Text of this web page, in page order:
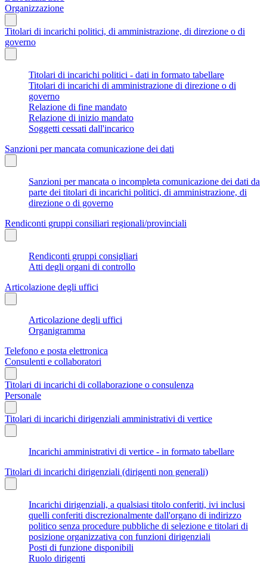
Organizzazione
Titolari di incarichi politici, di amministrazione, di direzione o di
governo
Titolari di incarichi politici - dati in formato tabellare
Titolari di incarichi di amministrazione di direzione o di
governo
Relazione di fine mandato
Relazione di inizio mandato
Soggetti cessati dall'incarico
Sanzioni per mancata comunicazione dei dati
Sanzioni per mancata o incompleta comunicazione dei dati da
parte dei titolari di incarichi politici, di amministrazione, di
direzione o di governo
Rendiconti gruppi consiliari regionali/provinciali
Rendiconti gruppi consigliari
Atti degli organi di controllo
Articolazione degli uffici
Articolazione degli uffici
Organigramma
Telefono e posta elettronica
Consulenti e collaboratori
Titolari di incarichi di collaborazione o consulenza
Personale
Titolari di incarichi dirigenziali amministrativi di vertice
Incarichi amministrativi di vertice - in formato tabellare
Titolari di incarichi dirigenziali (dirigenti non generali)
Incarichi dirigenziali, a qualsiasi titolo conferiti, ivi inclusi
quelli conferiti discrezionalmente dall'organo di indirizzo
politico senza procedure pubbliche di selezione e titolari di
posizione organizzativa con funzioni dirigenziali
Posti di funzione disponibili
Ruolo dirigenti